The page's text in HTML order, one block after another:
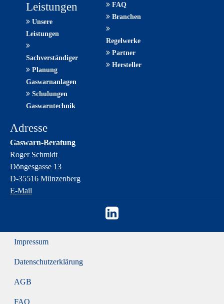
Leistungen
Unsere
Leistungen
Sachverständiger
Planung
Gaswarnanlagen
Schulungen
Gaswarntechnik
FAQ
Branchen
Regelwerke
Partner
Hersteller
Adresse
Gaswarn-Beratung
Roger Schmidt
Döngesgasse 13
D-35516 Münzenberg
E-Mail
Impressum
Datenschutzerklärung
AGB
FAQ